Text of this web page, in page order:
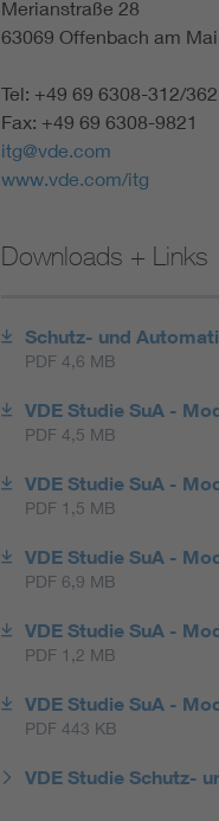
Merianstraße 28
63069 Offenbach am
Tel: +49 69 6308-312/362
Fax: +49 69 6308-9821
itg@vde.com
www.vde.com/itg
Downloads + Links
PDF 4,6 MB
PDF 4,5 MB
PDF 1,5 MB
PDF 6,9 MB
PDF 1,2 MB
PDF 443 KB